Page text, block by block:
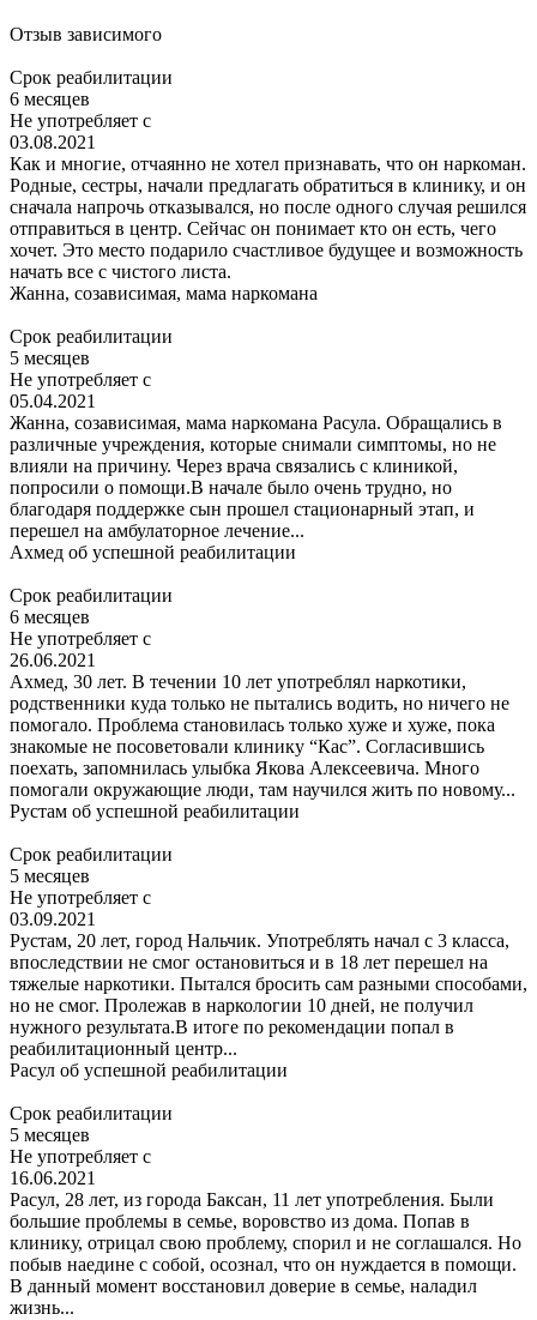
Отзыв зависимого
Срок реабилитации
6 месяцев
Не употребляет с
03.08.2021
Как и многие, отчаянно не хотел признавать, что он наркоман.
Родные, сестры, начали предлагать обратиться в клинику, и он
сначала напрочь отказывался, но после одного случая решился
отправиться в центр. Сейчас он понимает кто он есть, чего
хочет. Это место подарило счастливое будущее и возможность
начать все с чистого листа.
Жанна, созависимая, мама наркомана
Срок реабилитации
5 месяцев
Не употребляет с
05.04.2021
Жанна, созависимая, мама наркомана Расула. Обращались в
различные учреждения, которые снимали симптомы, но не
влияли на причину. Через врача связались с клиникой,
попросили о помощи.В начале было очень трудно, но
благодаря поддержке сын прошел стационарный этап, и
перешел на амбулаторное лечение...
Ахмед об успешной реабилитации
Срок реабилитации
6 месяцев
Не употребляет с
26.06.2021
Ахмед, 30 лет. В течении 10 лет употреблял наркотики,
родственники куда только не пытались водить, но ничего не
помогало. Проблема становилась только хуже и хуже, пока
знакомые не посоветовали клинику “Кас”. Согласившись
поехать, запомнилась улыбка Якова Алексеевича. Много
помогали окружающие люди, там научился жить по новому...
Рустам об успешной реабилитации
Срок реабилитации
5 месяцев
Не употребляет с
03.09.2021
Рустам, 20 лет, город Нальчик. Употреблять начал с 3 класса,
впоследствии не смог остановиться и в 18 лет перешел на
тяжелые наркотики. Пытался бросить сам разными способами,
но не смог. Пролежав в наркологии 10 дней, не получил
нужного результата.В итоге по рекомендации попал в
реабилитационный центр...
Расул об успешной реабилитации
Срок реабилитации
5 месяцев
Не употребляет с
16.06.2021
Расул, 28 лет, из города Баксан, 11 лет употребления. Были
большие проблемы в семье, воровство из дома. Попав в
клинику, отрицал свою проблему, спорил и не соглашался. Но
побыв наедине с собой, осознал, что он нуждается в помощи.
В данный момент восстановил доверие в семье, наладил
жизнь...